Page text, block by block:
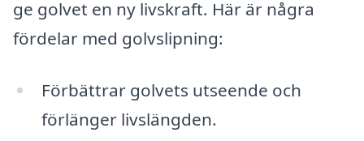
ge golvet en ny livskraft. Här är några
fördelar med golvslipning:
Förbättrar golvets utseende och
förlänger livslängden.